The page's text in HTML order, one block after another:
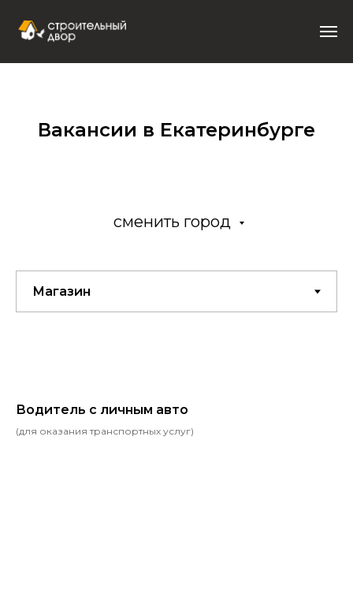
Вакансии в Екатеринбурге
сменить город
Водитель с личным авто
(для оказания транспортных услуг)